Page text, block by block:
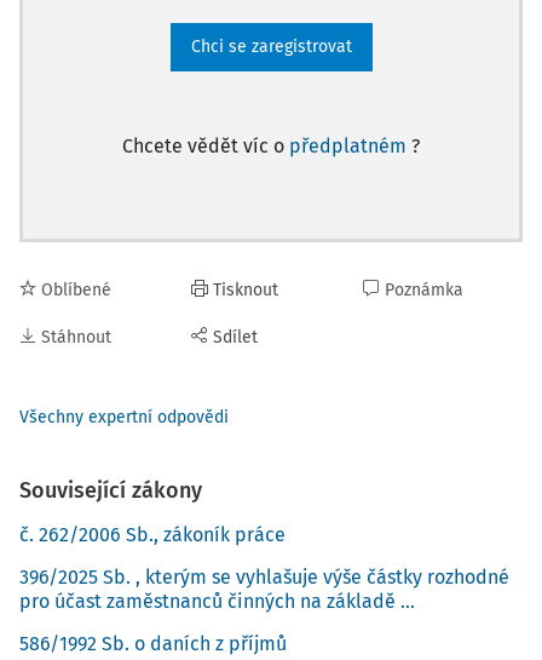
Chci se zaregistrovat
Chcete vědět víc o předplatném ?
Oblíbené
Stáhnout
Tisknout
Sdílet
Poznámka
Všechny expertní odpovědi
Související zákony
č. 262/2006 Sb., zákoník práce
396/2025 Sb. , kterým se vyhlašuje výše částky rozhodné
pro účast zaměstnanců činných na základě ...
586/1992 Sb. o daních z příjmů